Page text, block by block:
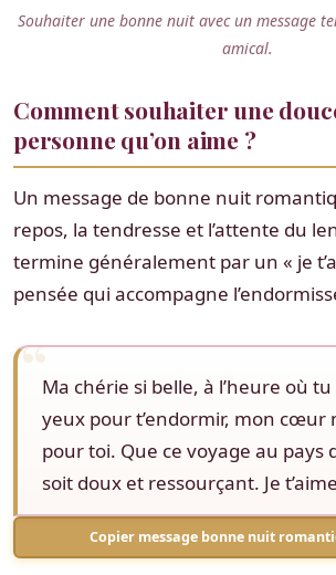
Souhaiter une bonne nuit avec un message
amical.
Comment souhaiter une
personne qu’on aime ?
Un message de bonne nuit
repos, la tendresse et l’attente du
termine généralement par un « je
pensée qui accompagne
Ma chérie si belle, à l’heure où
yeux pour t’endormir, mon cœur
pour toi. Que ce voyage au pays
soit doux et ressourçant. Je
Copier message bonne nuit